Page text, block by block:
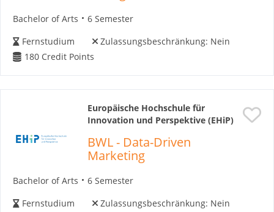
Bachelor of Arts
6 Semester
Fernstudium
Zulassungsbeschränkung: Nein
180 Credit Points
Europäische Hochschule für
Innovation und Perspektive (EHiP)
BWL - Data-Driven
Marketing
Bachelor of Arts
6 Semester
Fernstudium
Zulassungsbeschränkung: Nein